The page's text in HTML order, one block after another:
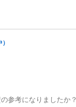
参考になりましたか？